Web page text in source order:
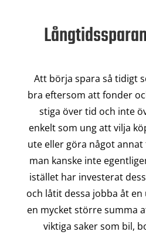
Att börja spara så tidigt
bra eftersom att fonder
stiga över tid och inte
enkelt som ung att vilja
ute eller göra något
man kanske inte
istället har investerat
och låtit dessa jobba åt
en mycket större summa
viktiga saker som bil,